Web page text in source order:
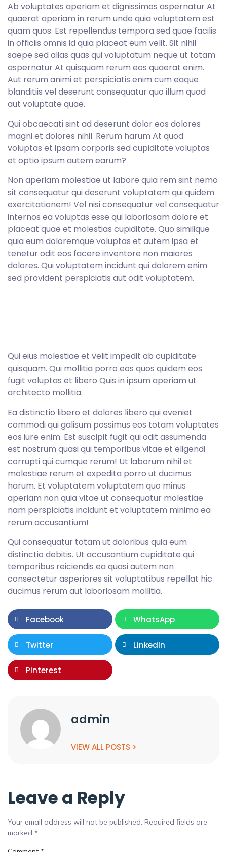
Ab voluptates aperiam et dignissimos aspernatur At
quaerat aperiam in rerum unde quia voluptatem est
quam quos. Est repellendus tempora sed quae facilis
in officiis omnis id quia placeat eum velit. Sit nihil
saepe sed alias quas qui voluptatum neque ut totam
aspernatur At quisquam rerum eos quaerat enim.
Aut rerum animi et perspiciatis enim cum eaque
blanditiis vel deserunt consequatur quo illum quod
aut voluptate quae.
Qui obcaecati sint ad deserunt dolor eos dolores
magni et dolores nihil. Rerum harum At quod
voluptas et ipsam corporis sed cupiditate voluptas
et optio ipsum autem earum?
Non aperiam molestiae ut labore quia rem sint nemo
sit consequatur qui deserunt voluptatem qui quidem
exercitationem! Vel nisi consequatur vel consequatur
internos ea voluptas esse qui laboriosam dolore et
placeat quae et molestias cupiditate. Quo similique
quia eum doloremque voluptas et autem ipsa et
tenetur odit eos facere inventore non maiores
dolores. Qui voluptatem incidunt qui dolorem enim
sed provident perspiciatis aut odit voluptatem.
Qui eius molestiae et velit impedit ab cupiditate
quisquam. Qui mollitia porro eos quos quidem eos
fugit voluptas et libero Quis in ipsum aperiam ut
architecto mollitia.
Ea distinctio libero et dolores libero qui eveniet
commodi qui galisum possimus eos totam voluptates
eos iure enim. Est suscipit fugit qui odit assumenda
est nostrum quasi qui temporibus vitae et eligendi
corrupti qui cumque rerum! Ut laborum nihil et
molestiae rerum et expedita porro ut ducimus
harum. Et voluptatem voluptatem quo minus
aperiam non quia vitae ut consequatur molestiae
nam perspiciatis incidunt et voluptatem minima ea
rerum accusantium!
Qui consequatur totam ut doloribus quia eum
distinctio debitis. Ut accusantium cupiditate qui
temporibus reiciendis ea quasi autem non
consectetur asperiores sit voluptatibus repellat hic
ducimus rerum aut laboriosam mollitia.
Facebook WhatsApp
Twitter LinkedIn
Pinterest
admin
VIEW ALL POSTS >
Leave a Reply
Your email address will not be published. Required fields are
marked *